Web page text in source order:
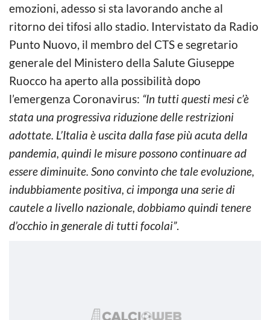
emozioni, adesso si sta lavorando anche al
ritorno dei tifosi allo stadio. Intervistato da Radio
Punto Nuovo, il membro del CTS e segretario
generale del Ministero della Salute Giuseppe
Ruocco ha aperto alla possibilità dopo
l’emergenza Coronavirus: “In tutti questi mesi c’è
stata una progressiva riduzione delle restrizioni
adottate. L’Italia è uscita dalla fase più acuta della
pandemia, quindi le misure possono continuare ad
essere diminuite. Sono convinto che tale evoluzione,
indubbiamente positiva, ci imponga una serie di
cautele a livello nazionale, dobbiamo quindi tenere
d’occhio in generale di tutti focolai”.